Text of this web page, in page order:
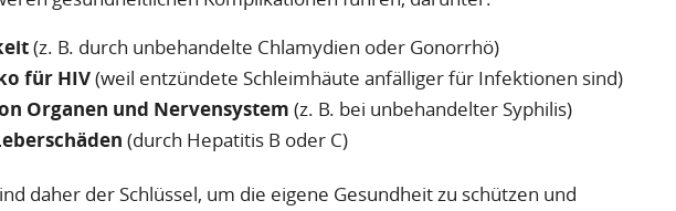
(z. B. durch unbehandelte Chlamydien oder Gonorrhö)
für HIV(weil entzündete Schleimhäute anfälliger für Infektionen sind)
Organen und Nervensystem (z. B. bei unbehandelter Syphilis)
(durch Hepatitis B oder C)
daher der Schlüssel, um die eigene Gesundheit zu schützen und